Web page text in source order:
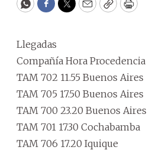
WhatsApp
Facebook
Twitter
EmailCopyPrint
Llegadas
Compañía Hora Procedencia
TAM 702 11.55 Buenos Aires
TAM 705 17.50 Buenos Aires
TAM 700 23.20 Buenos Aires
TAM 701 17.30 Cochabamba
TAM 706 17.20 Iquique